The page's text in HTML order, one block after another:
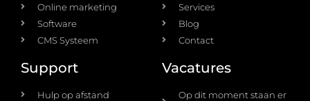
Online marketing
Software
CMS Systeem
Services
Blog
Contact
Support
Hulp op afstand
Vacatures
Op dit moment staan er